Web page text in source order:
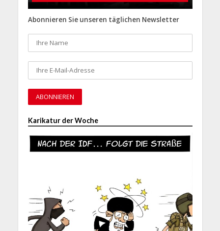
Abonnieren Sie unseren täglichen Newsletter
Karikatur der Woche